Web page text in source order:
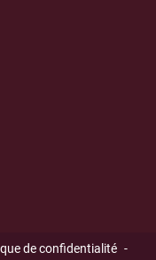
de confidentialité -